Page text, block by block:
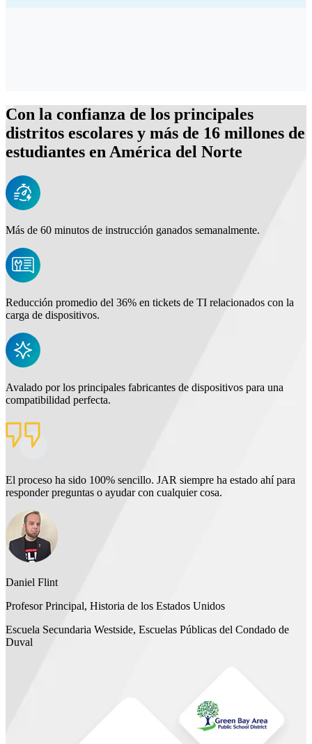
Con la confianza de los principales
distritos escolares y más de 16 millones de
estudiantes en América del Norte
Más de 60 minutos de instrucción ganados semanalmente.
Reducción promedio del 36% en tickets de TI relacionados con la
carga de dispositivos.
Avalado por los principales fabricantes de dispositivos para una
compatibilidad perfecta.
El proceso ha sido 100% sencillo. JAR siempre ha estado ahí para
responder preguntas o ayudar con cualquier cosa.
Daniel Flint
Profesor Principal, Historia de los Estados Unidos
Escuela Secundaria Westside, Escuelas Públicas del Condado de
Duval